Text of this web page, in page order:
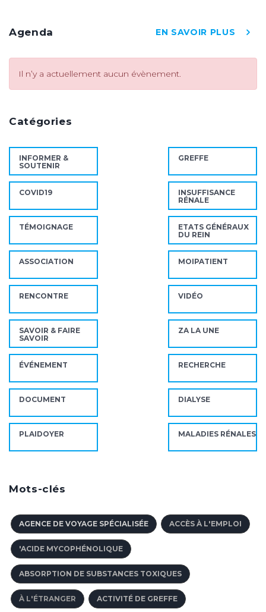
Agenda EN SAVOIR PLUS
Il n’y a actuellement aucun évènement.
Catégories
INFORMER &
SOUTENIR
GREFFE
COVID19
INSUFFISANCE
RÉNALE
TÉMOIGNAGE
ETATS GÉNÉRAUX
DU REIN
ASSOCIATION MOIPATIENT
RENCONTRE VIDÉO
SAVOIR & FAIRE
SAVOIR
ZA LA UNE
ÉVÉNEMENT RECHERCHE
DOCUMENT DIALYSE
PLAIDOYER MALADIES RÉNALES
Mots-clés
AGENCE DE VOYAGE SPÉCIALISÉE ACCÈS À L'EMPLOI
'ACIDE MYCOPHÉNOLIQUE
ABSORPTION DE SUBSTANCES TOXIQUES
À L'ÉTRANGER ACTIVITÉ DE GREFFE